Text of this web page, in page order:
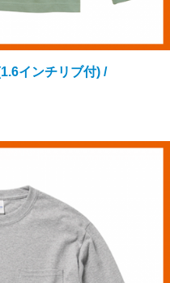
インチリブ付) /